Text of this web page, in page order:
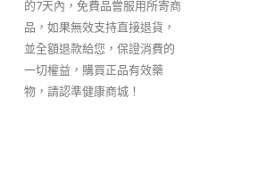
的7天內，免費品嘗服用所寄商
品，如果無效支持直接退貨，
並全額退款給您，保證消費的
一切權益，購買正品有效藥
物，請認準健康商城！